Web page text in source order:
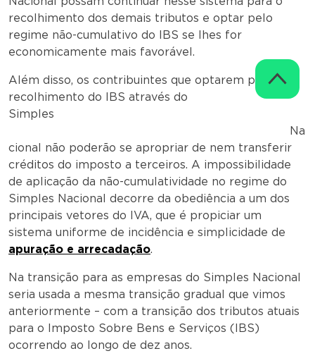
recolhimento dos demais tributos e optar pelo
regime não-cumulativo do IBS se lhes for
economicamente mais favorável.
Além disso, os contribuintes que optarem pelo
recolhimento do IBS através do
Simples
Na
cional não poderão se apropriar de nem transferir
créditos do imposto a terceiros. A impossibilidade
de aplicação da não-cumulatividade no regime do
Simples Nacional decorre da obediência a um dos
principais vetores do IVA, que é propiciar um
sistema uniforme de incidência e simplicidade de
apuração e arrecadação.
Na transição para as empresas do Simples Nacional
seria usada a mesma transição gradual que vimos
anteriormente – com a transição dos tributos atuais
para o Imposto Sobre Bens e Serviços (IBS)
ocorrendo ao longo de dez anos.